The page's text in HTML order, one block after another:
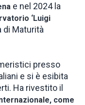
e nel 2024 la
‘Luigi
di Maturità
presso
e si è esibita
Ha rivestito il
come